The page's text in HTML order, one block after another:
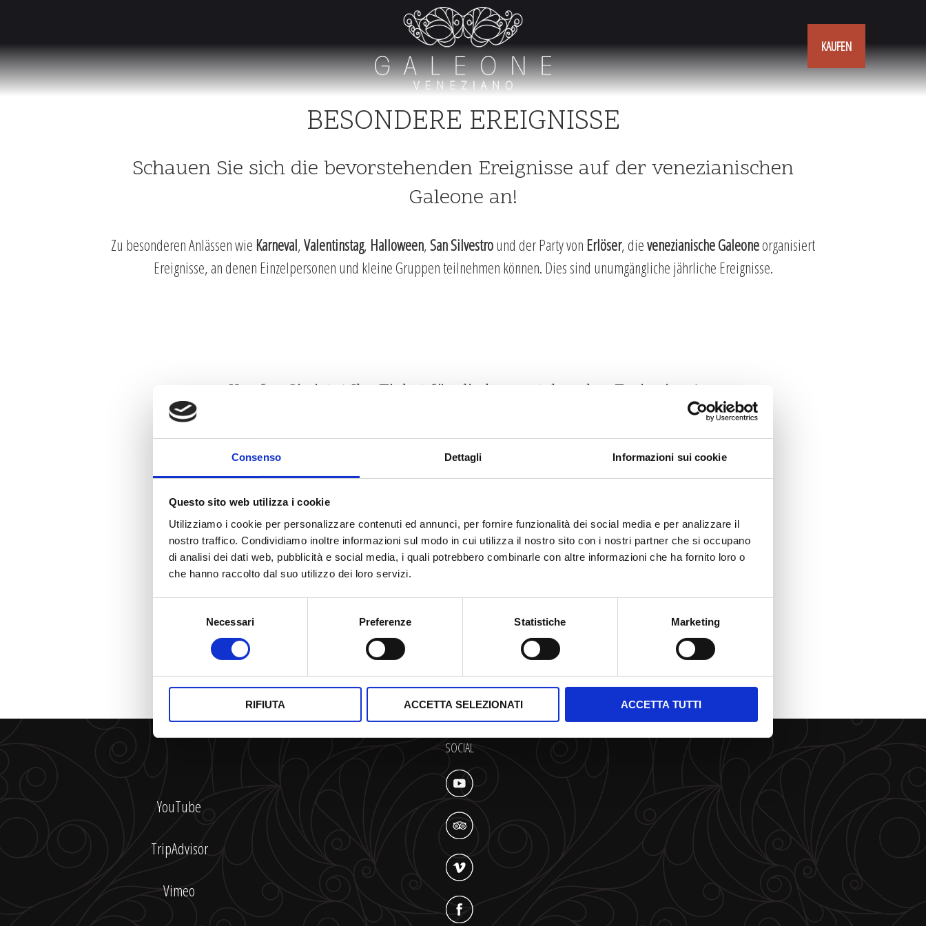
Consenso Dettagli Informazioni sui cookie
Questo sito web utilizza i cookie
Utilizziamo i cookie per personalizzare contenuti ed annunci, per fornire funzionalità dei social media e per analizzare il
nostro traffico. Condividiamo inoltre informazioni sul modo in cui utilizza il nostro sito con i nostri partner che si occupano
di analisi dei dati web, pubblicità e social media, i quali potrebbero combinarle con altre informazioni che ha fornito loro o
che hanno raccolto dal suo utilizzo dei loro servizi.
Necessari Preferenze Statistiche Marketing
RIFIUTA ACCETTA SELEZIONATI ACCETTA TUTTI
KAUFEN
BESONDERE EREIGNISSE
Schauen Sie sich die bevorstehenden Ereignisse auf der venezianischen
Galeone an!
Zu besonderen Anlässen wie Karneval,Valentinstag, Halloween,San Silvestround der Party von Erlöser, dievenezianische Galeoneorganisiert
Ereignisse, an denen Einzelpersonen und kleine Gruppen teilnehmen können. Dies sind unumgängliche jährliche Ereignisse.
Kaufen Sie jetzt Ihr Ticket für die bevorstehenden Ereignisse!
SOCIAL
YouTube
TripAdvisor
Vimeo